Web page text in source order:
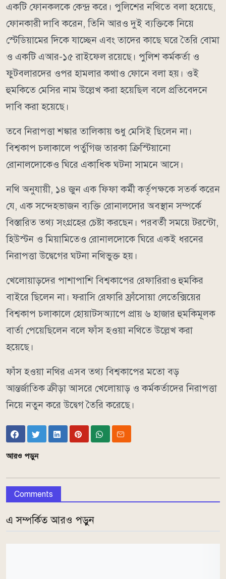
একটি ফোনকলকে কেন্দ্র করে। পুলিশের নথিতে বলা হয়েছে,
ফোনকারী দাবি করেন, তিনি আরও দুই ব্যক্তিকে নিয়ে
স্টেডিয়ামের দিকে যাচ্ছেন এবং তাদের কাছে ঘরে তৈরি বোমা
ও একটি এআর-১৫ রাইফেল রয়েছে। পুলিশ কর্মকর্তা ও
ফুটবলারদের ওপর হামলার কথাও ফোনে বলা হয়। ওই
হুমকিতে মেসির নাম উল্লেখ করা হয়েছিল বলে প্রতিবেদনে
দাবি করা হয়েছে।
তবে নিরাপত্তা শঙ্কার তালিকায় শুধু মেসিই ছিলেন না।
বিশ্বকাপ চলাকালে পর্তুগিজ তারকা ক্রিস্টিয়ানো
রোনালদোকেও ঘিরে একাধিক ঘটনা সামনে আসে।
নথি অনুযায়ী, ১৪ জুন এক ফিফা কর্মী কর্তৃপক্ষকে সতর্ক করেন
যে, এক সন্দেহভাজন ব্যক্তি রোনালদোর অবস্থান সম্পর্কে
বিস্তারিত তথ্য সংগ্রহের চেষ্টা করছেন। পরবর্তী সময়ে টরন্টো,
হিউস্টন ও মিয়ামিতেও রোনালদোকে ঘিরে একই ধরনের
নিরাপত্তা উদ্বেগের ঘটনা নথিভুক্ত হয়।
খেলোয়াড়দের পাশাপাশি বিশ্বকাপের রেফারিরাও হুমকির
বাইরে ছিলেন না। ফরাসি রেফারি ফ্রাঁসোয়া লেতেক্সিয়ের
বিশ্বকাপ চলাকালে হোয়াটসঅ্যাপে প্রায় ৬ হাজার হুমকিমূলক
বার্তা পেয়েছিলেন বলে ফাঁস হওয়া নথিতে উল্লেখ করা
হয়েছে।
ফাঁস হওয়া নথির এসব তথ্য বিশ্বকাপের মতো বড়
আন্তর্জাতিক ক্রীড়া আসরে খেলোয়াড় ও কর্মকর্তাদের নিরাপত্তা
নিয়ে নতুন করে উদ্বেগ তৈরি করেছে।
আরও পড়ুন
Comments
এ সম্পর্কিত আরও পড়ুন